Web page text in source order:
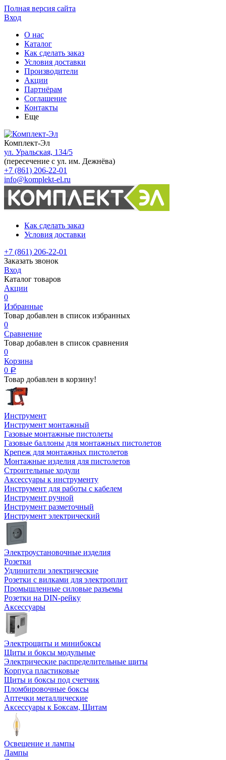
Полная версия сайта
Вход
О нас
Каталог
Как сделать заказ
Условия доставки
Производители
Акции
Партнёрам
Соглашение
Контакты
Еще
Комплект-Эл
ул. Уральская, 134/5
(пересечение с ул. им. Дежнёва)
+7 (861) 206-22-01
info@komplekt-el.ru
Как сделать заказ
Условия доставки
+7 (861) 206-22-01
Заказать звонок
Вход
Каталог товаров
Акции
0
Избранные
Товар добавлен в список избранных
0
Сравнение
Товар добавлен в список сравнения
0
Корзина
0 Р
Товар добавлен в корзину!
Инструмент
Инструмент монтажный
Газовые монтажные пистолеты
Газовые баллоны для монтажных пистолетов
Крепеж для монтажных пистолетов
Монтажные изделия для пистолетов
Строительные ходули
Аксессуары к инструменту
Инструмент для работы с кабелем
Инструмент ручной
Инструмент разметочный
Инструмент электрический
Электроустановочные изделия
Розетки
Удлинители электрические
Розетки с вилками для электроплит
Промышленные силовые разъемы
Розетки на DIN-рейку
Аксессуары
Электрощиты и минибоксы
Щиты и боксы модульные
Электрические распределительные щиты
Корпуса пластиковые
Щиты и боксы под счетчик
Пломбировочные боксы
Аптечки металлические
Аксессуары к Боксам, Щитам
Освещение и лампы
Лампы